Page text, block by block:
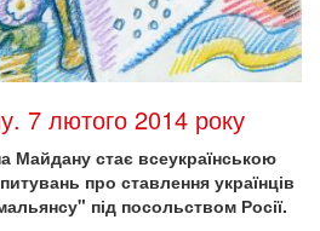
7 лютого 2014 року
Майдану стає всеукраїнською
про ставлення українців
під посольством Росії.